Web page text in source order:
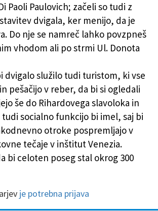
Paoli Paulovich; začeli so tudi z
dvigala, ker menijo, da je
Do nje se namreč lahko povzpneš
vhodom ali po strmi Ul. Donota
dvigalo služilo tudi turistom, ki vse
pešačijo v reber, da bi si ogledali
še do Rihardovega slavoloka in
tudi socialno funkcijo bi imel, saj bi
otroke pospremljajo v
tečaje v inštitut Venezia.
bi celoten poseg stal okrog 300
je potrebna prijava